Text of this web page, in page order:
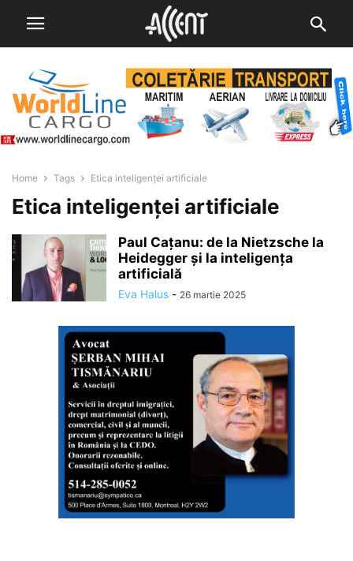
Home Tags Etica inteligenței artificiale
Etica inteligenței artificiale
Paul Cațanu: de la Nietzsche la
Heidegger și la inteligența
artificială
Eva Halus - 26 martie 2025